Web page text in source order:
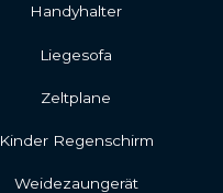
Handyhalter
Liegesofa
Zeltplane
Kinder Regenschirm
Weidezaungerät